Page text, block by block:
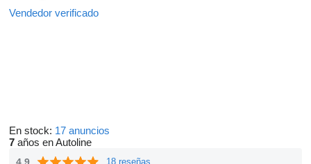
Vendedor verificado
En stock: 17 anuncios
7 años en Autoline
4.9 18 reseñas